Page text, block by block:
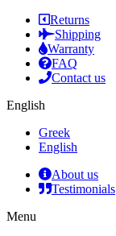
Returns
Shipping
Warranty
FAQ
Contact us
English
Greek
English
About us
Testimonials
Menu